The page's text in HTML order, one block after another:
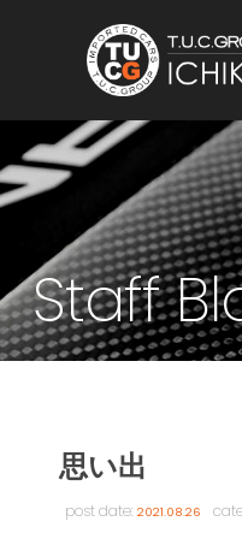
Staff
思い出
post date:2021.08.26